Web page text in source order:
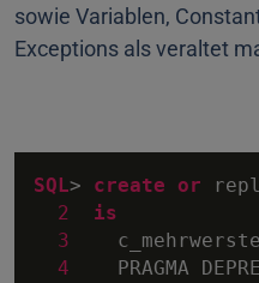
sowie Variablen,
Exceptions als veraltet
SQL> create or
2
is
3
4
PRAGMA